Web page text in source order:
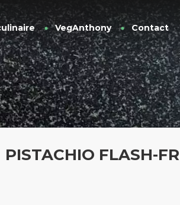
VegAnthony Contact
PISTACHIO FLASH-